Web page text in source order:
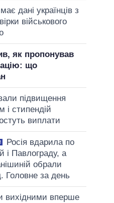
дані українців з
військового
як пропонував
що
підвищення
і стипендій
виплати
Росія вдарила по
і Павлограду, а
обрали
Головне за день
вихідними вперше